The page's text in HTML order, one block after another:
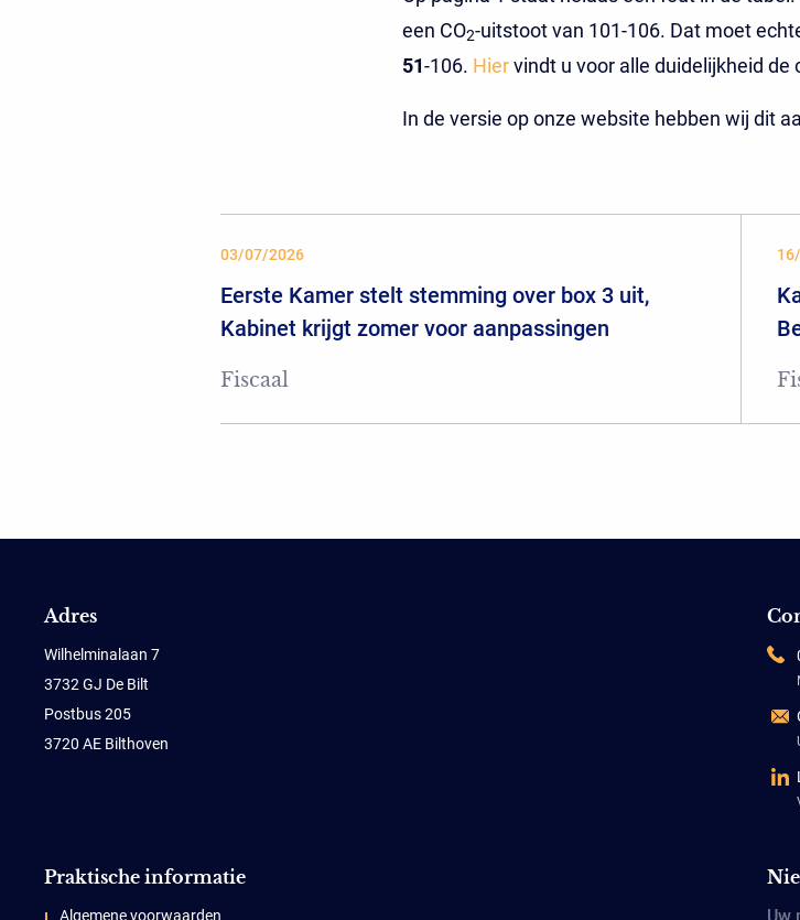
een CO2-uitstoot van 101-106. Dat moet
51-106. Hiervindt u voor alle duidelijkheid de
In de versie op onze website hebben wij dit
03/07/2026
Eerste Kamer stelt stemming over box 3 uit,
Kabinet krijgt zomer voor aanpassingen
Fiscaal
Adres
Wilhelminalaan 7
3732 GJ De Bilt
Postbus 205
3720 AE Bilthoven
Praktische informatie
Algemene voorwaarden